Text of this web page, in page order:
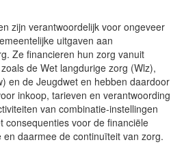
zijn verantwoordelijk voor ongeveer
uitgaven aan
Ze financieren hun zorg vanuit
de Wet langdurige zorg (Wlz),
en de Jeugdwet en hebben daardoor
inkoop, tarieven en verantwoording
van combinatie-instellingen
consequenties voor de financiële
daarmee de continuïteit van zorg.